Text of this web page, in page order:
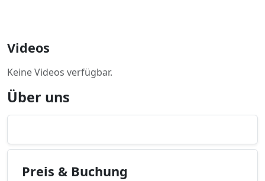
Videos
Keine Videos verfügbar.
Über uns
Preis & Buchung